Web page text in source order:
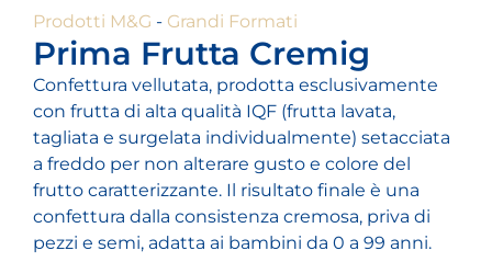
Private label
Industria
Chi siamo
Perché sceglierci
Prodotti M&G - Grandi Formati
Prima Frutta Cremig
Confettura vellutata, prodotta esclusivamente
con frutta di alta qualità IQF (frutta lavata,
tagliata e surgelata individualmente) setacciata
a freddo per non alterare gusto e colore del
frutto caratterizzante. Il risultato finale è una
confettura dalla consistenza cremosa, priva di
pezzi e semi, adatta ai bambini da 0 a 99 anni.